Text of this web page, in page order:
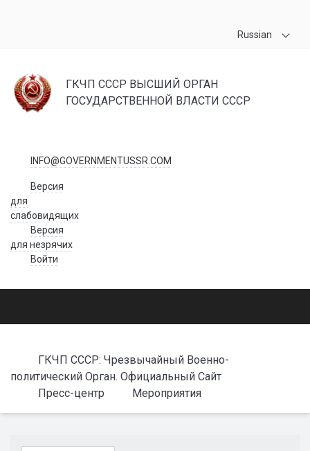
Russian
ГКЧП СССР ВЫСШИЙ ОРГАН
ГОСУДАРСТВЕННОЙ ВЛАСТИ СССР
INFO@GOVERNMENTUSSR.COM
Версия
для
слабовидящих
Версия
для незрячих
Войти
ГКЧП СССР: Чрезвычайный Военно-
политический Орган. Официальный Сайт
Пресс-центр
Мероприятия